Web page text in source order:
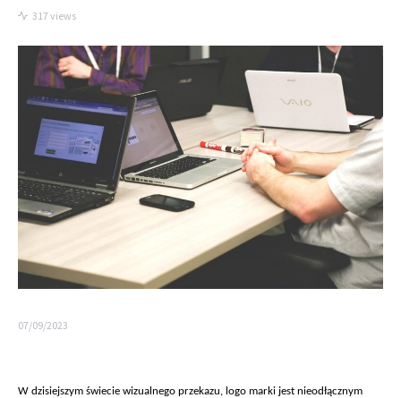
317 views
07/09/2023
W dzisiejszym świecie wizualnego przekazu, logo marki jest nieodłącznym